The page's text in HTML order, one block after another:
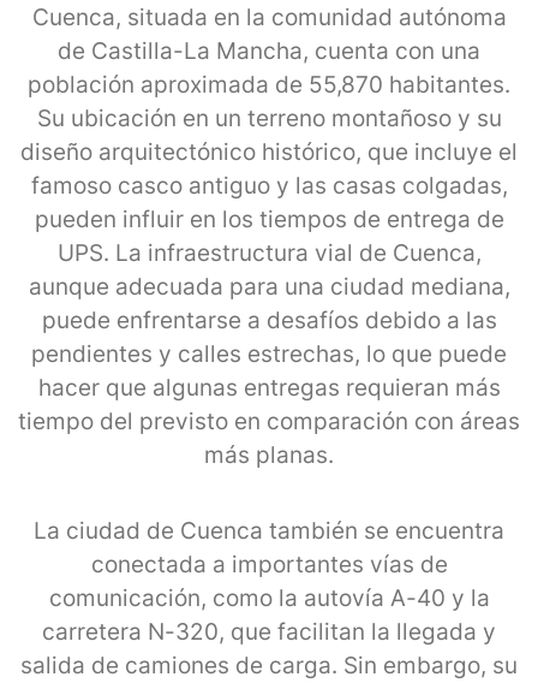
Cuenca, situada en la comunidad autónoma
de Castilla-La Mancha, cuenta con una
población aproximada de 55,870 habitantes.
Su ubicación en un terreno montañoso y su
diseño arquitectónico histórico, que incluye el
famoso casco antiguo y las casas colgadas,
pueden influir en los tiempos de entrega de
UPS. La infraestructura vial de Cuenca,
aunque adecuada para una ciudad mediana,
puede enfrentarse a desafíos debido a las
pendientes y calles estrechas, lo que puede
hacer que algunas entregas requieran más
tiempo del previsto en comparación con áreas
más planas.
La ciudad de Cuenca también se encuentra
conectada a importantes vías de
comunicación, como la autovía A-40 y la
carretera N-320, que facilitan la llegada y
salida de camiones de carga. Sin embargo, su